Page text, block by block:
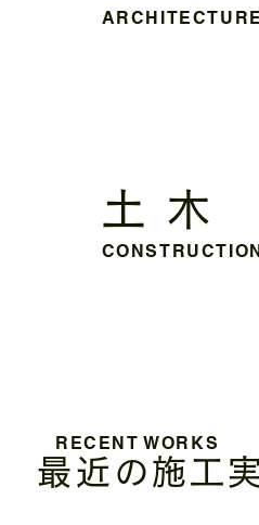
ARCHITECTURE
土 木
CONSTRUCTION
RECENT WORKS
最近の施工